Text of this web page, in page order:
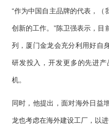
“作为中国自主品牌的代表，（
创新的工作。”陈卫强表示，目
列，厦门金龙会充分利用好自
研发投入，开发更多的先进
机。
同时，他提出，面对海外日益
龙也考虑在海外建设工厂，以进